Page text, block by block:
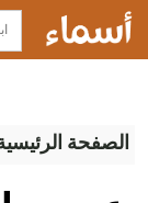
الصفحة